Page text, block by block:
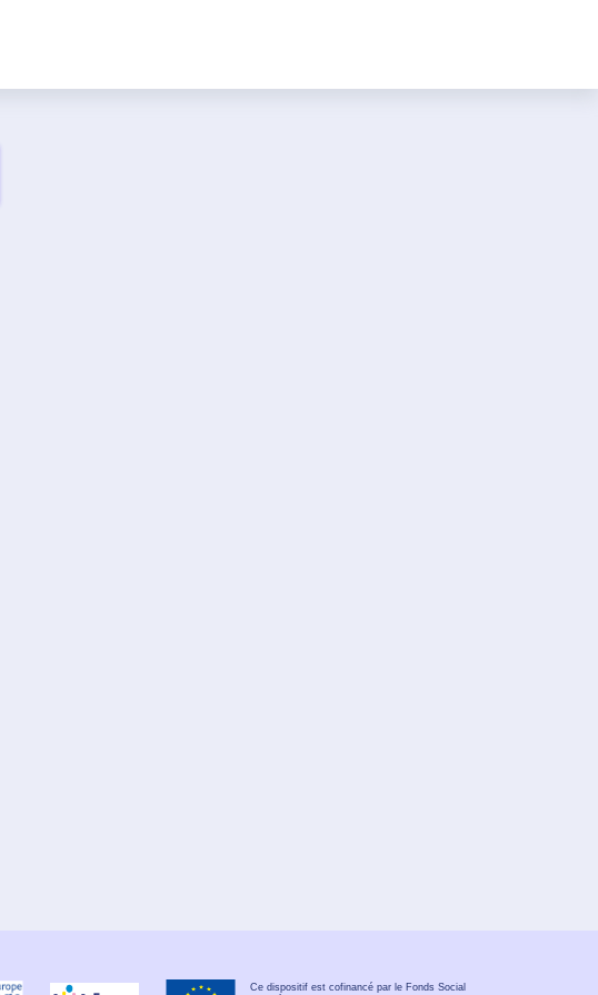
Ce dispositif est cofinancé par le Fonds Social